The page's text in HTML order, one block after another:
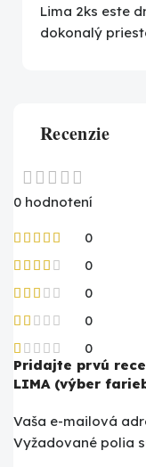
Lima 2ks este
dokonalý
Recenzie
0 hodnotení
0
0
0
0
0
Pridajte prvú
LIMA (výber
Vaša e-mailová
Vyžadované polia